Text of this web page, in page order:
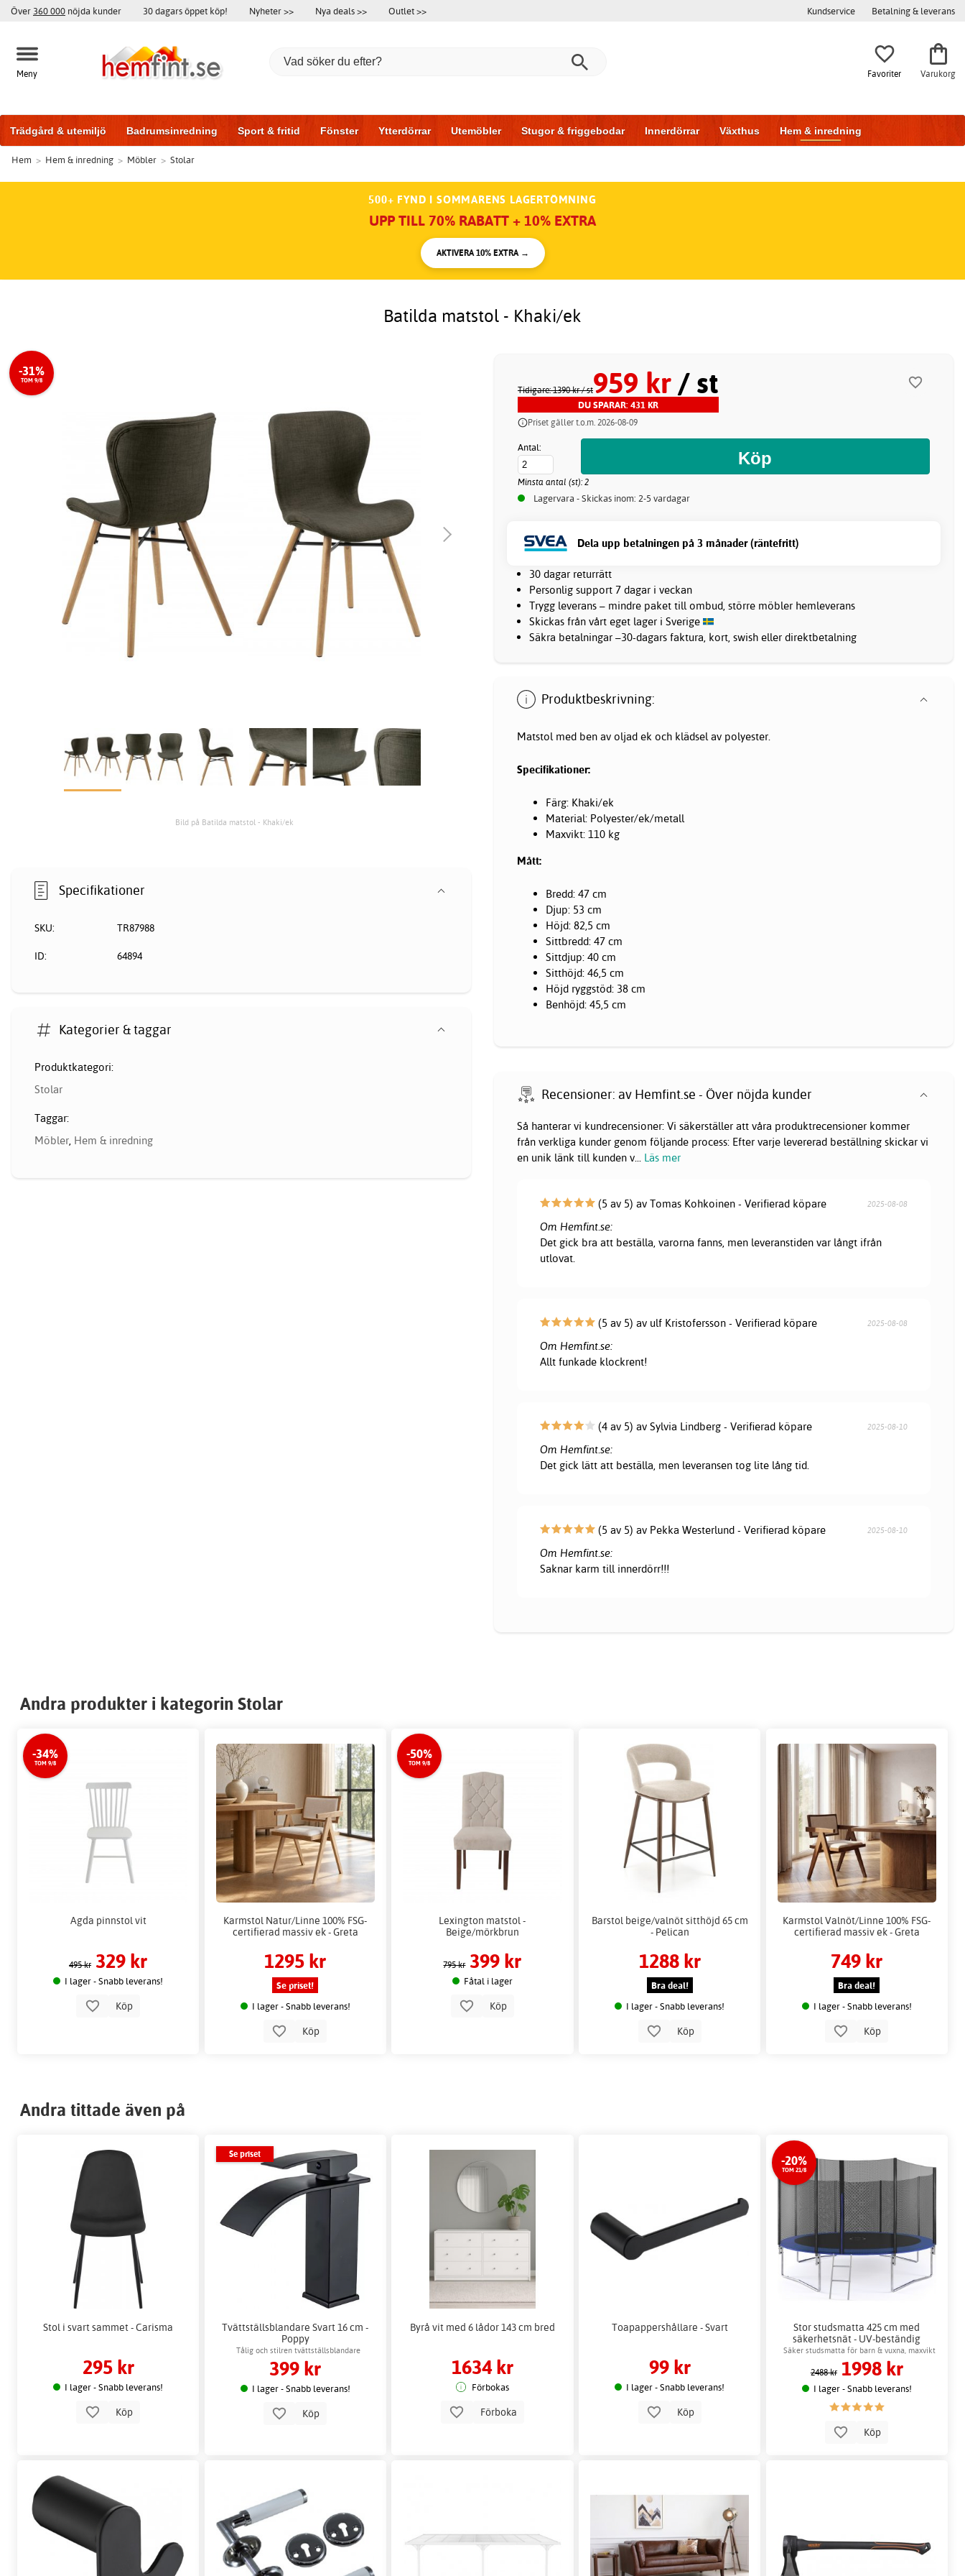
Över 360 000 nöjda kunder 30 dagars öppet köp! Nyheter >> Nya deals >> Outlet >> Kundservice Betalning & leverans
Meny Favoriter Varukorg
Trädgård & utemiljö Badrumsinredning Sport & fritid Fönster Ytterdörrar Utemöbler Stugor & friggebodar Innerdörrar Växthus Hem & inredning
Badrumsmöbler Träningsutrustning
Hem > Hem & inredning > Möbler > Stolar
500+ FYND I SOMMARENS LAGERTÖMNING
UPP TILL 70% RABATT + 10% EXTRA
AKTIVERA 10% EXTRA →
Batilda matstol - Khaki/ek
-31%
TOM 9/8
Bild på Batilda matstol - Khaki/ek
Tidigare: 1390 kr/ st959 kr/ st
DU SPARAR: 431 KR
Priset gäller t.o.m. 2026-08-09
Antal:
Minsta antal (st): 2
Lagervara - Skickas inom: 2-5 vardagar
Dela upp betalningen på 3 månader (räntefritt)
30 dagar returrätt
Personlig support 7 dagar i veckan
Trygg leverans – mindre paket till ombud, större möbler hemleverans
Skickas från vårt eget lager i Sverige
Säkra betalningar –30-dagars faktura, kort, swish eller direktbetalning
Produktbeskrivning:
Matstol med ben av oljad ek och klädsel av polyester.
Specifikationer:
Färg: Khaki/ek
Material: Polyester/ek/metall
Maxvikt: 110 kg
Mått:
Bredd: 47 cm
Djup: 53 cm
Höjd: 82,5 cm
Sittbredd: 47 cm
Sittdjup: 40 cm
Sitthöjd: 46,5 cm
Höjd ryggstöd: 38 cm
Benhöjd: 45,5 cm
Specifikationer
SKU: TR87988
ID: 64894
Kategorier & taggar
Produktkategori:
Stolar
Taggar:
Möbler, Hem & inredning
Recensioner: av Hemfint.se - Över nöjda kunder
Så hanterar vi kundrecensioner: Vi säkerställer att våra produktrecensioner kommer
från verkliga kunder genom följande process: Efter varje levererad beställning skickar vi
en unik länk till kunden v
Läs mer
(5 av 5) av Tomas Kohkoinen - Verifierad köpare 2025-08-08
Om Hemfint.se:
Det gick bra att beställa, varorna fanns, men leveranstiden var långt ifrån
utlovat.
(5 av 5) av ulf Kristofersson - Verifierad köpare 2025-08-08
Om Hemfint.se:
Allt funkade klockrent!
(4 av 5) av Sylvia Lindberg - Verifierad köpare 2025-08-10
Om Hemfint.se:
Det gick lätt att beställa, men leveransen tog lite lång tid.
(5 av 5) av Pekka Westerlund - Verifierad köpare 2025-08-10
Om Hemfint.se:
Saknar karm till innerdörr!!!
Andra produkter i kategorin Stolar
-34%
TOM 9/8
Agda pinnstol vit
495 kr 329 kr
I lager - Snabb leverans!
Köp
Karmstol Natur/Linne 100% FSG-
certifierad massiv ek - Greta
1295 kr
Se priset!
I lager - Snabb leverans!
Köp
-50%
TOM 9/8
Lexington matstol -
Beige/mörkbrun
795 kr 399 kr
Fåtal i lager
Köp
Barstol beige/valnöt sitthöjd 65 cm
- Pelican
1288 kr
Bra deal!
I lager - Snabb leverans!
Köp
Karmstol Valnöt/Linne 100% FSG-
certifierad massiv ek - Greta
749 kr
Bra deal!
I lager - Snabb leverans!
Köp
Andra tittade även på
Stol i svart sammet - Carisma
295 kr
I lager - Snabb leverans!
Köp
Se priset
Tvättställsblandare Svart 16 cm -
Poppy
Tålig och stilren tvättställsblandare
399 kr
I lager - Snabb leverans!
Köp
Byrå vit med 6 lådor 143 cm bred
1634 kr
Förbokas
Förboka
Toapappershållare - Svart
99 kr
I lager - Snabb leverans!
Köp
-20%
TOM 21/8
Stor studsmatta 425 cm med
säkerhetsnät - UV-beständig
Säker studsmatta för barn & vuxna, maxvikt
150 kg
2488 kr 1998 kr
I lager - Snabb leverans!
Köp